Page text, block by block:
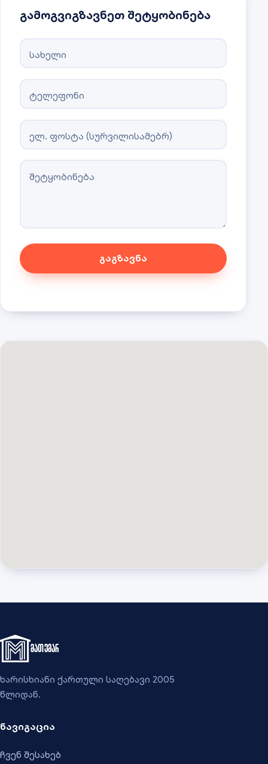
გამოგვიგზავნეთ შეტყობინება
სახელი
ტელეფონი
ელ. ფოსტა (სურვილისამებრ)
შეტყობინება
გაგზავნა
მათემარ
ხარისხიანი ქართული საღებავი 2005
წლიდან.
ნავიგაცია
ჩვენ შესახებ